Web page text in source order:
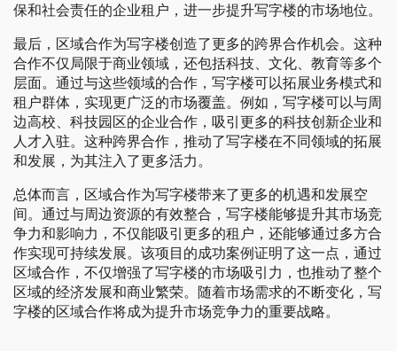
保和社会责任的企业租户，进一步提升写字楼的市场地位。
最后，区域合作为写字楼创造了更多的跨界合作机会。这种
合作不仅局限于商业领域，还包括科技、文化、教育等多个
层面。通过与这些领域的合作，写字楼可以拓展业务模式和
租户群体，实现更广泛的市场覆盖。例如，写字楼可以与周
边高校、科技园区的企业合作，吸引更多的科技创新企业和
人才入驻。这种跨界合作，推动了写字楼在不同领域的拓展
和发展，为其注入了更多活力。
总体而言，区域合作为写字楼带来了更多的机遇和发展空
间。通过与周边资源的有效整合，写字楼能够提升其市场竞
争力和影响力，不仅能吸引更多的租户，还能够通过多方合
作实现可持续发展。该项目的成功案例证明了这一点，通过
区域合作，不仅增强了写字楼的市场吸引力，也推动了整个
区域的经济发展和商业繁荣。随着市场需求的不断变化，写
字楼的区域合作将成为提升市场竞争力的重要战略。